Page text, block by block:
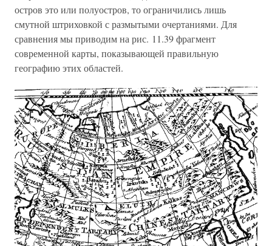
остров это или полуостров, то ограничились лишь
смутной штриховкой с размытыми очертаниями. Для
сравнения мы приводим на рис. 11.39 фрагмент
современной карты, показывающей правильную
географию этих областей.